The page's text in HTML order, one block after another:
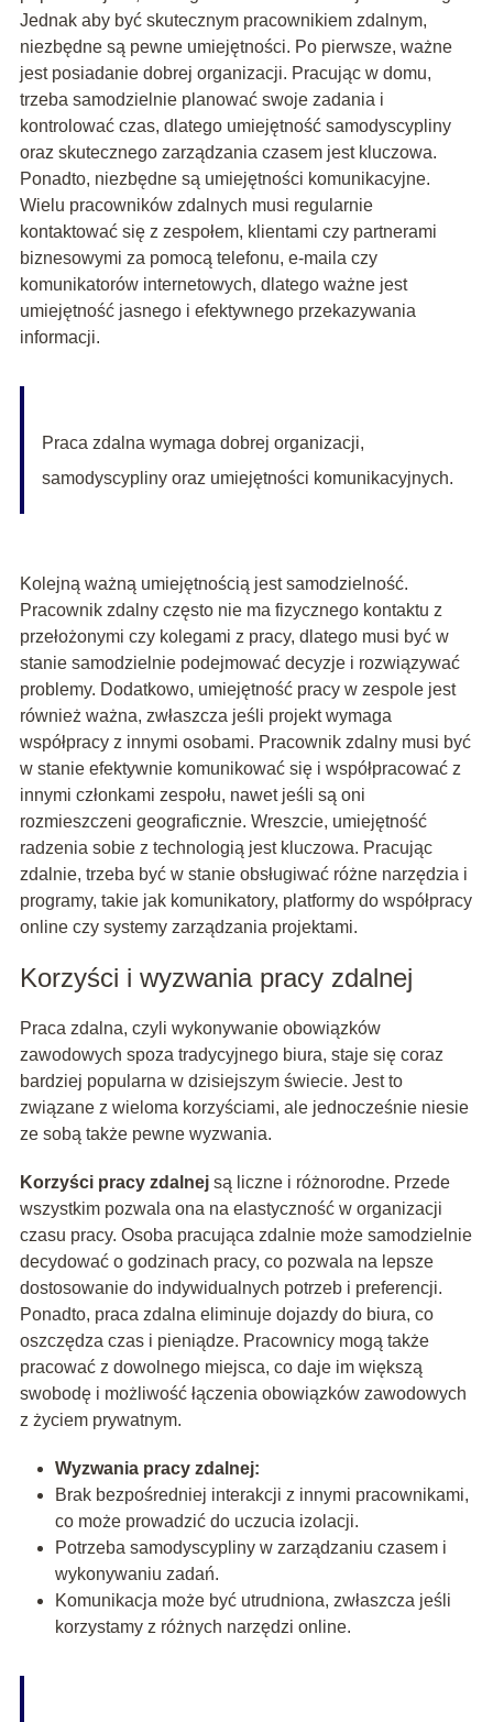
Jednak aby być skutecznym pracownikiem zdalnym,
niezbędne są pewne umiejętności. Po pierwsze, ważne
jest posiadanie dobrej organizacji. Pracując w domu,
trzeba samodzielnie planować swoje zadania i
kontrolować czas, dlatego umiejętność samodyscypliny
oraz skutecznego zarządzania czasem jest kluczowa.
Ponadto, niezbędne są umiejętności komunikacyjne.
Wielu pracowników zdalnych musi regularnie
kontaktować się z zespołem, klientami czy partnerami
biznesowymi za pomocą telefonu, e-maila czy
komunikatorów internetowych, dlatego ważne jest
umiejętność jasnego i efektywnego przekazywania
informacji.
Praca zdalna wymaga dobrej organizacji,
samodyscypliny oraz umiejętności komunikacyjnych.
Kolejną ważną umiejętnością jest samodzielność.
Pracownik zdalny często nie ma fizycznego kontaktu z
przełożonymi czy kolegami z pracy, dlatego musi być w
stanie samodzielnie podejmować decyzje i rozwiązywać
problemy. Dodatkowo, umiejętność pracy w zespole jest
również ważna, zwłaszcza jeśli projekt wymaga
współpracy z innymi osobami. Pracownik zdalny musi być
w stanie efektywnie komunikować się i współpracować z
innymi członkami zespołu, nawet jeśli są oni
rozmieszczeni geograficznie. Wreszcie, umiejętność
radzenia sobie z technologią jest kluczowa. Pracując
zdalnie, trzeba być w stanie obsługiwać różne narzędzia i
programy, takie jak komunikatory, platformy do współpracy
online czy systemy zarządzania projektami.
Korzyści i wyzwania pracy zdalnej
Praca zdalna, czyli wykonywanie obowiązków
zawodowych spoza tradycyjnego biura, staje się coraz
bardziej popularna w dzisiejszym świecie. Jest to
związane z wieloma korzyściami, ale jednocześnie niesie
ze sobą także pewne wyzwania.
Korzyści pracy zdalnejsą liczne i różnorodne. Przede
wszystkim pozwala ona na elastyczność w organizacji
czasu pracy. Osoba pracująca zdalnie może samodzielnie
decydować o godzinach pracy, co pozwala na lepsze
dostosowanie do indywidualnych potrzeb i preferencji.
Ponadto, praca zdalna eliminuje dojazdy do biura, co
oszczędza czas i pieniądze. Pracownicy mogą także
pracować z dowolnego miejsca, co daje im większą
swobodę i możliwość łączenia obowiązków zawodowych
z życiem prywatnym.
Wyzwania pracy zdalnej:
Brak bezpośredniej interakcji z innymi pracownikami,
co może prowadzić do uczucia izolacji.
Potrzeba samodyscypliny w zarządzaniu czasem i
wykonywaniu zadań.
Komunikacja może być utrudniona, zwłaszcza jeśli
korzystamy z różnych narzędzi online.